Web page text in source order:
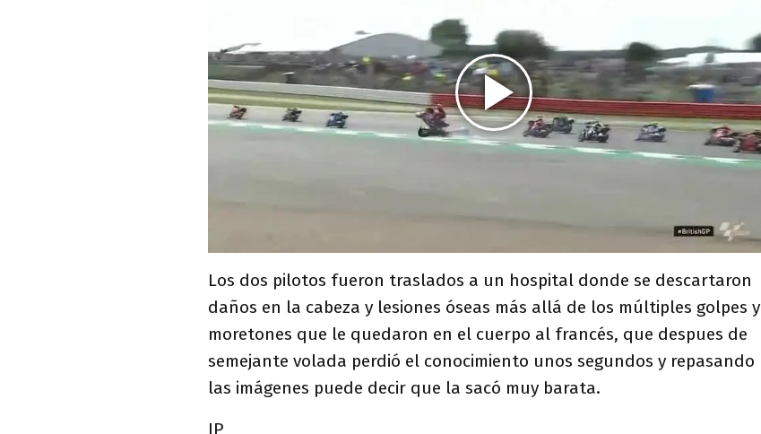
Los dos pilotos fueron traslados a un hospital donde se descartaron
daños en la cabeza y lesiones óseas más allá de los múltiples golpes y
moretones que le quedaron en el cuerpo al francés, que despues de
semejante volada perdió el conocimiento unos segundos y repasando
las imágenes puede decir que la sacó muy barata.
IP